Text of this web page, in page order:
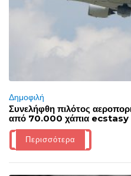
Δημοφιλή
Συνελήφθη πιλότος
από 70.000 χάπια ecstasy
Περισσότερα